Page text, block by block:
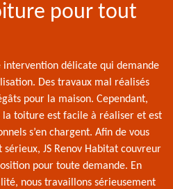
pour tout
délicate qui demande
Des travaux mal réalisés
pour la maison. Cependant,
la toiture est facile à réaliser et est
s’en chargent. Afin de vous
JS Renov Habitat couvreur
pour toute demande. En
nous travaillons sérieusement